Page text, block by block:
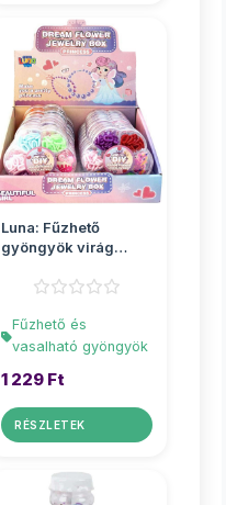
Luna: Fűzhető
gyöngyök virág
többf�...
Fűzhető és
vasalható gyöngyök
1 229 Ft
RÉSZLETEK